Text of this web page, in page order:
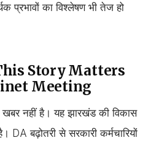
प्रभावों का विश्लेषण भी तेज हो
Story Matters
Meeting
नहीं है। यह झारखंड की विकास
बढ़ोतरी से सरकारी कर्मचारियों